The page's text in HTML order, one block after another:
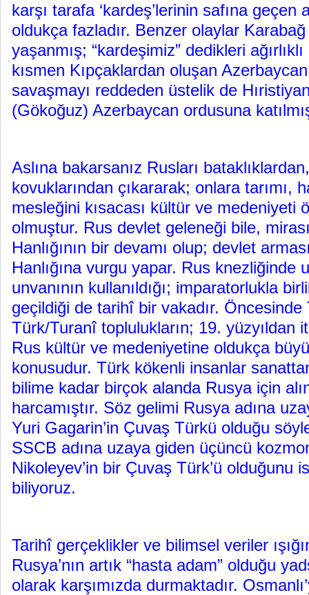
karşı tarafa ‘kardeş’lerinin safına geçen
oldukça fazladır. Benzer olaylar
yaşanmış; “kardeşimiz” dedikleri
kısmen Kıpçaklardan oluşan
savaşmayı reddeden üstelik de
(Gökoğuz) Azerbaycan ordusuna
Aslına bakarsanız Rusları
kovuklarından çıkararak; onlara tarımı,
mesleğini kısacası kültür ve medeniyeti
olmuştur. Rus devlet geleneği bile,
Hanlığının bir devamı olup; devlet
Hanlığına vurgu yapar. Rus knezliğinde
unvanının kullanıldığı; imparatorlukla
geçildiği de tarihî bir vakadır. Öncesinde
Türk/Turanî toplulukların; 19. yüzyıldan
Rus kültür ve medeniyetine oldukça
konusudur. Türk kökenli insanlar
bilime kadar birçok alanda Rusya için
harcamıştır. Söz gelimi Rusya adına
Yuri Gagarin’in Çuvaş Türkü olduğu
SSCB adına uzaya giden üçüncü
Nikoleyev’in bir Çuvaş Türk’ü olduğunu
biliyoruz.
Tarihî gerçeklikler ve bilimsel veriler
Rusya’nın artık “hasta adam” olduğu
olarak karşımızda durmaktadır.